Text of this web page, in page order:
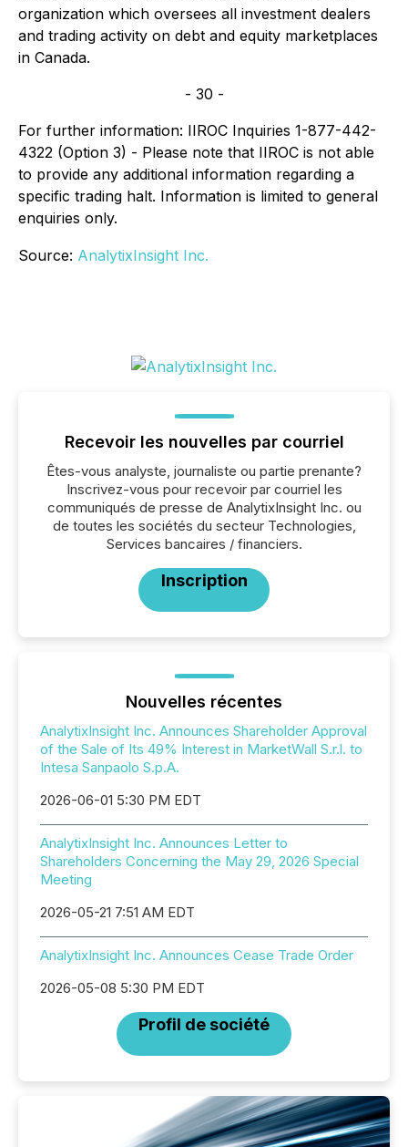
organization which oversees all investment dealers
and trading activity on debt and equity marketplaces
in Canada.
- 30 -
For further information: IIROC Inquiries 1-877-442-
4322 (Option 3) - Please note that IIROC is not able
to provide any additional information regarding a
specific trading halt. Information is limited to general
enquiries only.
Source: AnalytixInsight Inc.
Recevoir les nouvelles par courriel
Êtes-vous analyste, journaliste ou partie prenante?
Inscrivez-vous pour recevoir par courriel les
communiqués de presse de AnalytixInsight Inc. ou
de toutes les sociétés du secteur Technologies,
Services bancaires / financiers.
Inscription
Nouvelles récentes
AnalytixInsight Inc. Announces Shareholder Approval
of the Sale of Its 49% Interest in MarketWall S.r.l. to
Intesa Sanpaolo S.p.A.
2026-06-01 5:30 PM EDT
AnalytixInsight Inc. Announces Letter to
Shareholders Concerning the May 29, 2026 Special
Meeting
2026-05-21 7:51 AM EDT
AnalytixInsight Inc. Announces Cease Trade Order
2026-05-08 5:30 PM EDT
Profil de société